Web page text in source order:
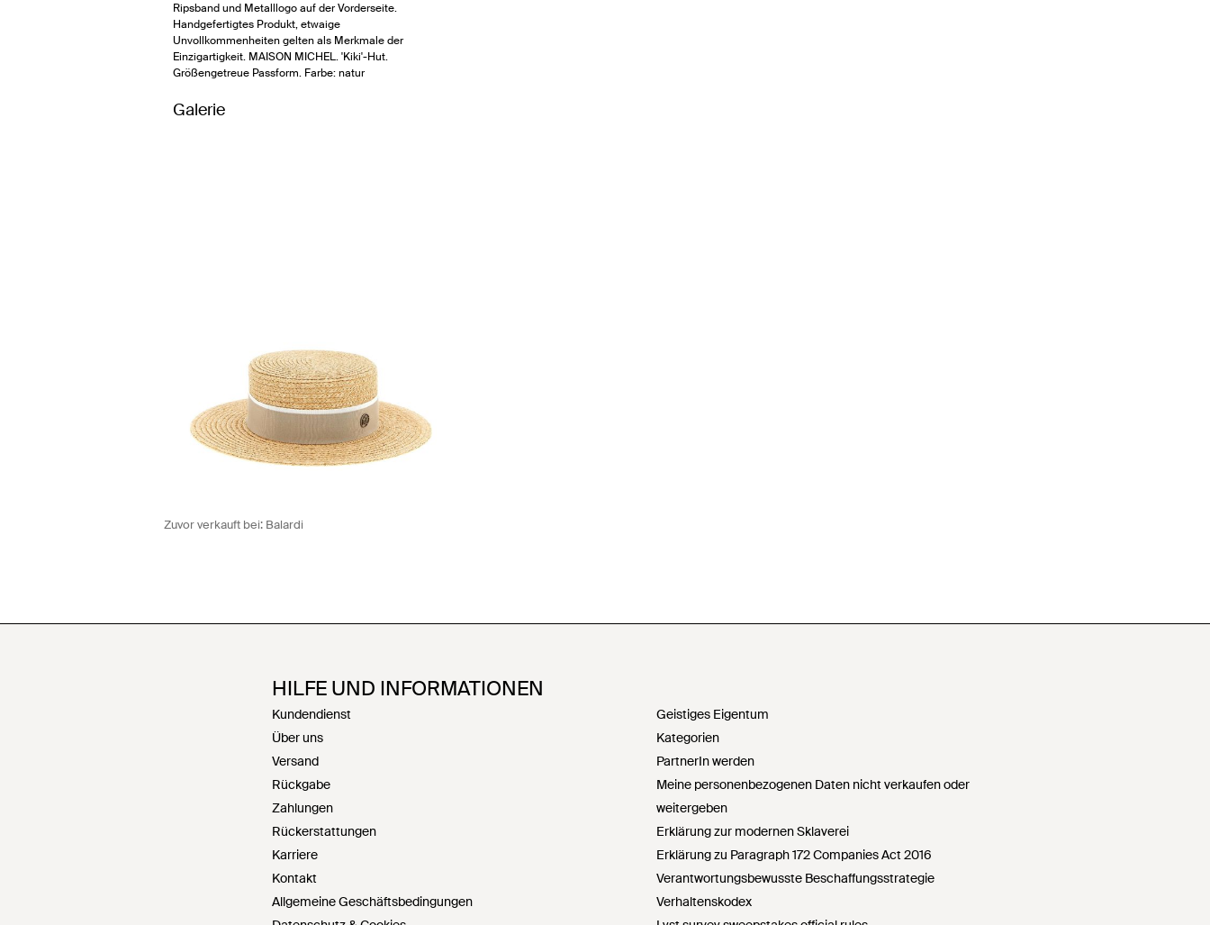
Ripsband und Metalllogo auf der Vorderseite.
Handgefertigtes Produkt, etwaige
Unvollkommenheiten gelten als Merkmale der
Einzigartigkeit. MAISON MICHEL. 'Kiki'-Hut.
Größengetreue Passform. Farbe: natur
Galerie
Zuvor verkauft bei: Balardi
HILFE UND INFORMATIONEN
Kundendienst
Über uns
Versand
Rückgabe
Zahlungen
Rückerstattungen
Karriere
Kontakt
Allgemeine Geschäftsbedingungen
Geistiges Eigentum
Kategorien
PartnerIn werden
Meine personenbezogenen Daten nicht verkaufen oder
weitergeben
Erklärung zur modernen Sklaverei
Erklärung zu Paragraph 172 Companies Act 2016
Verantwortungsbewusste Beschaffungsstrategie
Verhaltenskodex